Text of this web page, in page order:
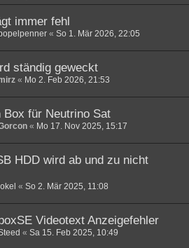
immer fehl
« So 1. Mär 2026, 22:05
ständig geweckt
« Mo 2. Feb 2026, 21:53
Box für Neutrino Sat
« Mo 17. Nov 2025, 15:17
HDD wird ab und zu nicht
« So 2. Mär 2025, 11:08
Videotext Anzeigefehler
« Sa 15. Feb 2025, 10:49